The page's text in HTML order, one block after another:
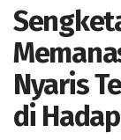
Nyaris
di